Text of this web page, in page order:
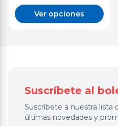
Ver opciones
Suscríbete al
Suscríbete a nuestra lista
últimas novedades y